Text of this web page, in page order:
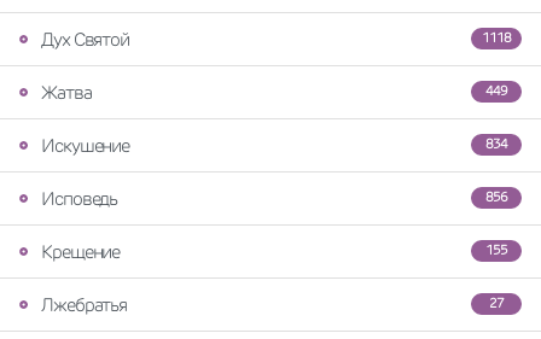
1118
Дух Святой
449
Жатва
834
Искушение
856
Исповедь
155
Крещение
27
Лжебратья